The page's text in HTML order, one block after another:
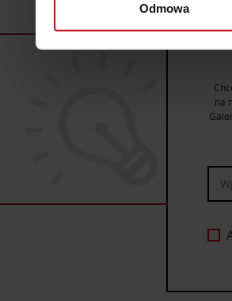
Dowiedz się więcej odnośnie
Wykorzystujemy pliki cookie
ruch w naszej witrynie.
reklamowym i analitycznym.
Odmowa
na